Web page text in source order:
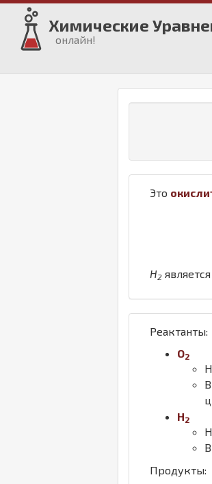
Химические
онлайн!
Это
H2 является
Реактанты:
O2
H2
Продукты: